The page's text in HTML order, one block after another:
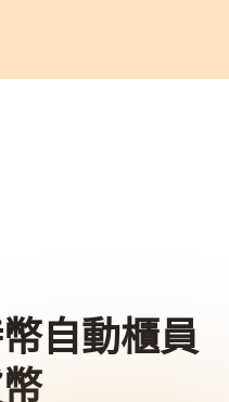
自動櫃員